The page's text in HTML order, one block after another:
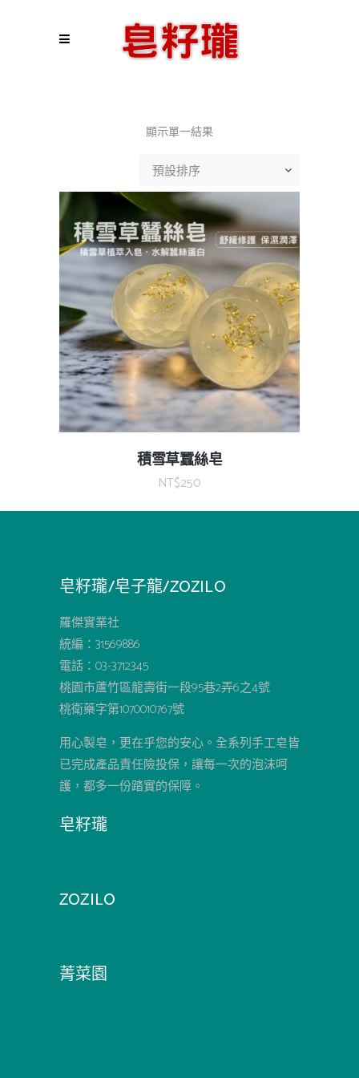
顯示單一結果
預設排序
積雪草蠶絲皂
NT$250
皂籽瓏/皂子龍/ZOZILO
羅傑實業社
統編：31569886
電話：03-3712345
桃園市蘆竹區龍壽街一段95巷2弄6之4號
桃衛藥字第1070010767號
用心製皂，更在乎您的安心。全系列手工皂皆
已完成產品責任險投保，讓每一次的泡沫呵
護，都多一份踏實的保障。
皂籽瓏
ZOZILO
菁菜園